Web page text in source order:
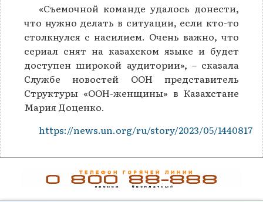
«Съемочной команде удалось донести,
что нужно делать в ситуации, если кто-то
столкнулся с насилием. Очень важно, что
сериал снят на казахском языке и будет
доступен широкой аудитории», – сказала
Службе новостей ООН представитель
Структуры «ООН-женщины» в Казахстане
Мария Доценко.
https://news.un.org/ru/story/2023/05/1440817